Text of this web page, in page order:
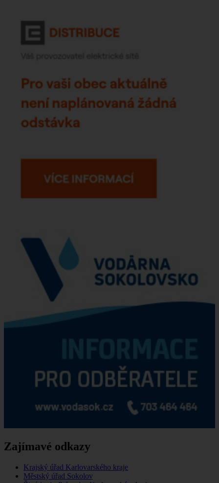
Zajímavé odkazy
Krajský úřad Karlovarského kraje
Městský úřad Sokolov